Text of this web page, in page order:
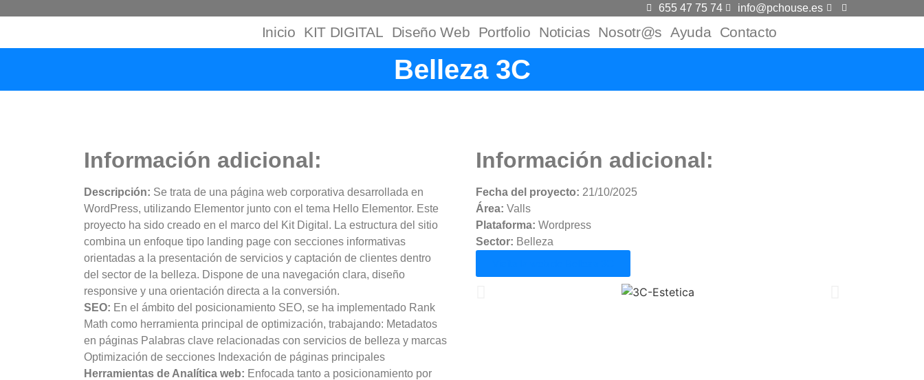
655 47 75 74 info@pchouse.es
Inicio KIT DIGITAL Diseño Web Portfolio Noticias Nosotr@s Ayuda Contacto
Belleza 3C
Información adicional:
Descripción: Se trata de una página web corporativa desarrollada en
WordPress, utilizando Elementor junto con el tema Hello Elementor. Este
proyecto ha sido creado en el marco del Kit Digital. La estructura del sitio
combina un enfoque tipo landing page con secciones informativas
orientadas a la presentación de servicios y captación de clientes dentro
del sector de la belleza. Dispone de una navegación clara, diseño
responsive y una orientación directa a la conversión.
SEO: En el ámbito del posicionamiento SEO, se ha implementado Rank
Math como herramienta principal de optimización, trabajando: Metadatos
en páginas Palabras clave relacionadas con servicios de belleza y marcas
Optimización de secciones Indexación de páginas principales
Herramientas de Analítica web: Enfocada tanto a posicionamiento por
Información adicional:
Fecha del proyecto: 21/10/2025
Área: Valls
Plataforma: Wordpress
Sector: Belleza